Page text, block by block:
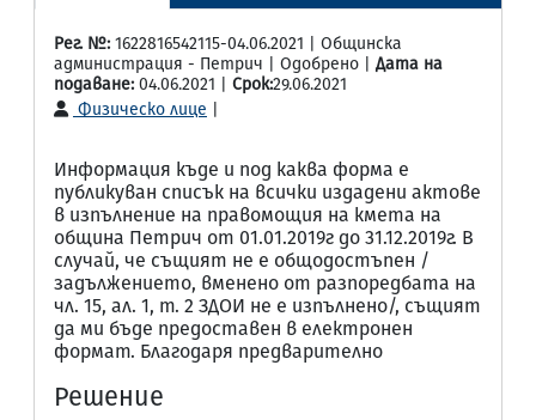
Рег. №: 1622816542115-04.06.2021 | Общинска
администрация - Петрич | Одобрено | Дата на
подаване: 04.06.2021 | Срок:29.06.2021
Физическо лице
Информация къде и под каква форма е
публикуван списък на всички издадени актове
в изпълнение на правомощия на кмета на
община Петрич от 01.01.2019г до 31.12.2019г. В
случай, че същият не е общодостъпен /
задължението, вменено от разпоредбата на
чл. 15, ал. 1, т. 2 ЗДОИ не е изпълнено/, същият
да ми бъде предоставен в електронен
формат. Благодаря предварително
Решение